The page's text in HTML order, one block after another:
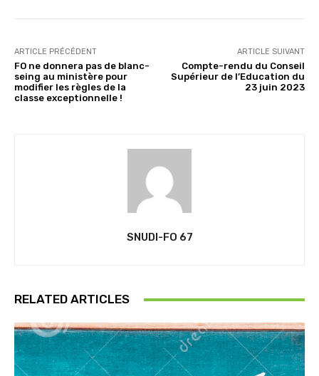
ARTICLE PRÉCÉDENT
FO ne donnera pas de blanc-
seing au ministère pour
modifier les règles de la
classe exceptionnelle !
ARTICLE SUIVANT
Compte-rendu du Conseil
Supérieur de l’Education du
23 juin 2023
SNUDI-FO 67
RELATED ARTICLES